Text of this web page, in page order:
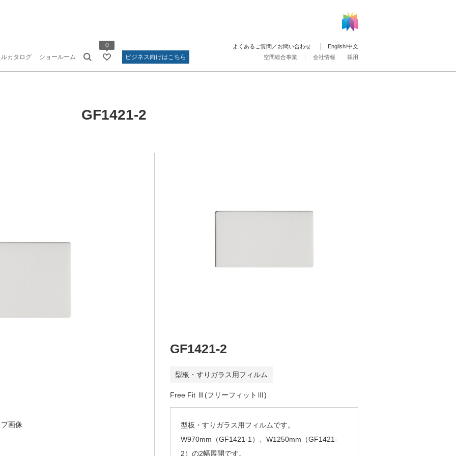
カタログ ショールーム
0
ビジネス向けはこちら
空間総合事業 会社情報 採用
よくあるご質問／お問い合わせ English/中文
GF1421-2
画像
GF1421-2
型板・すりガラス用フィルム
Free Fit Ⅲ(フリーフィットⅢ)
型板・すりガラス用フィルムです。
W970mm（GF1421-1）、W1250mm（GF1421-
2）の2幅展開です。